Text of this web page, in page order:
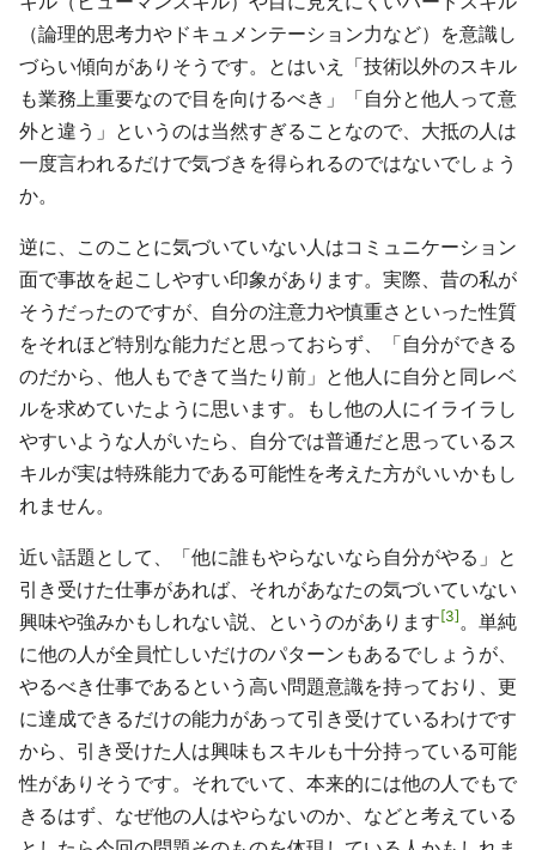
（論理的思考力やドキュメンテーション力など）を意識し
づらい傾向がありそうです。とはいえ「技術以外のスキル
も業務上重要なので目を向けるべき」「自分と他人って意
外と違う」というのは当然すぎることなので、大抵の人は
一度言われるだけで気づきを得られるのではないでしょう
か。
逆に、このことに気づいていない人はコミュニケーション
面で事故を起こしやすい印象があります。実際、昔の私が
そうだったのですが、自分の注意力や慎重さといった性質
をそれほど特別な能力だと思っておらず、「自分ができる
のだから、他人もできて当たり前」と他人に自分と同レベ
ルを求めていたように思います。もし他の人にイライラし
やすいような人がいたら、自分では普通だと思っているス
キルが実は特殊能力である可能性を考えた方がいいかもし
れません。
近い話題として、「他に誰もやらないなら自分がやる」と
引き受けた仕事があれば、それがあなたの気づいていない
興味や強みかもしれない説、というのがあります 3 。単純
に他の人が全員忙しいだけのパターンもあるでしょうが、
やるべき仕事であるという高い問題意識を持っており、更
に達成できるだけの能力があって引き受けているわけです
から、引き受けた人は興味もスキルも十分持っている可能
性がありそうです。それでいて、本来的には他の人でもで
きるはず、なぜ他の人はやらないのか、などと考えている